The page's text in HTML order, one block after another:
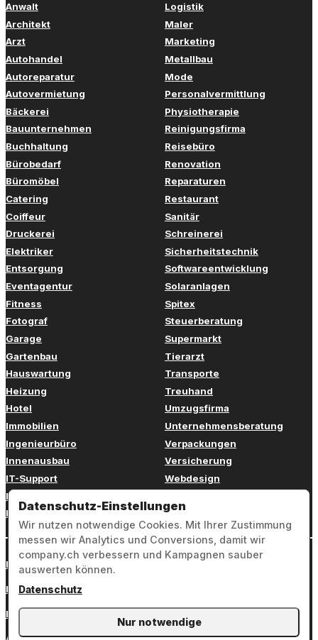
Anwalt
Architekt
Arzt
Autohandel
Autoreparatur
Autovermietung
Bäckerei
Bauunternehmen
Buchhaltung
Bürobedarf
Büromöbel
Catering
Coiffeur
Druckerei
Elektriker
Entsorgung
Eventagentur
Fitness
Fotograf
Garage
Gartenbau
Hauswartung
Heizung
Hotel
Immobilien
Ingenieurbüro
Innenausbau
IT-Support
Kinderbetreuung
Kosmetik
Logistik
Maler
Marketing
Metallbau
Mode
Personalvermittlung
Physiotherapie
Reinigungsfirma
Reisebüro
Renovation
Reparaturen
Restaurant
Sanitär
Schreinerei
Sicherheitstechnik
Softwareentwicklung
Solaranlagen
Spitex
Steuerberatung
Supermarkt
Tierarzt
Transporte
Treuhand
Umzugsfirma
Unternehmensberatung
Verpackungen
Versicherung
Webdesign
Zahnarzt
Login
Impressum
Datenschutz
Datenschutz-Einstellungen
Wir nutzen notwendige Cookies. Mit Ihrer Zustimmung
messen wir Analytics und Conversions, damit wir
company.ch verbessern und Kampagnen sauber
auswerten können.
Datenschutz
Nur notwendige